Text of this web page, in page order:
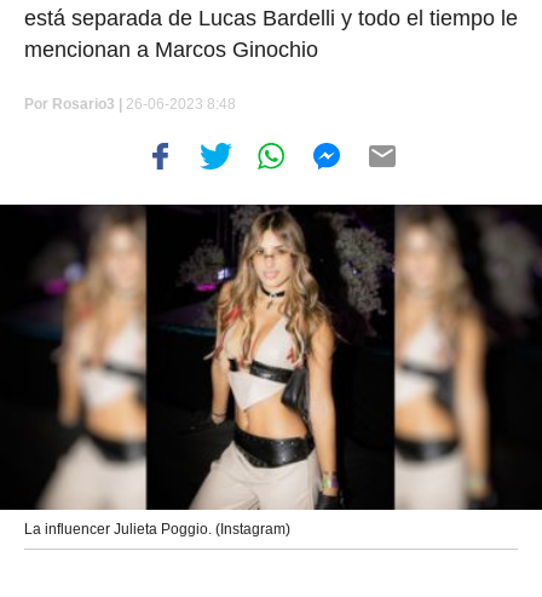
está separada de Lucas Bardelli y todo el tiempo le
mencionan a Marcos Ginochio
Por Rosario3 | 26-06-2023 8:48
La influencer Julieta Poggio. (Instagram)